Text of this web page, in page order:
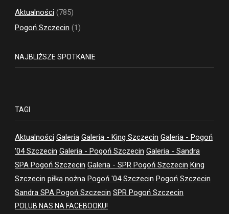
Aktualności (785)
Pogoń Szczecin (1)
NAJBLIŻSZE SPOTKANIE
TAGI
Aktualności Galeria Galeria - King Szczecin Galeria - Pogoń
'04 Szczecin Galeria - Pogoń Szczecin Galeria - Sandra
SPA Pogoń Szczecin Galeria - SPR Pogoń Szczecin King
Szczecin piłka nożna Pogoń '04 Szczecin Pogoń Szczecin
Sandra SPA Pogoń Szczecin SPR Pogoń Szczecin
POLUB NAS NA FACEBOOKU!